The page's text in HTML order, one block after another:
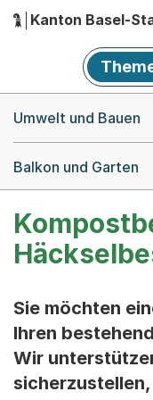
Hauptnavigation
Kanton Basel-
Umwelt und Bauen
Balkon und Garten
Sie möchten
Ihren
Wir